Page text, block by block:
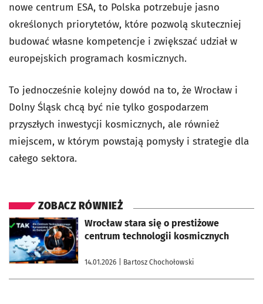
nowe centrum ESA, to Polska potrzebuje jasno
określonych priorytetów, które pozwolą skuteczniej
budować własne kompetencje i zwiększać udział w
europejskich programach kosmicznych.
To jednocześnie kolejny dowód na to, że Wrocław i
Dolny Śląsk chcą być nie tylko gospodarzem
przyszłych inwestycji kosmicznych, ale również
miejscem, w którym powstają pomysły i strategie dla
całego sektora.
ZOBACZ RÓWNIEŻ
Wrocław stara się o prestiżowe
centrum technologii kosmicznych
14.01.2026 | Bartosz Chochołowski
otworzy się w nowej karcie